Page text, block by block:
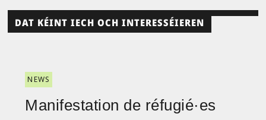
DAT KÉINT IECH OCH INTERESSÉIEREN
NEWS
Manifestation de réfugié·es